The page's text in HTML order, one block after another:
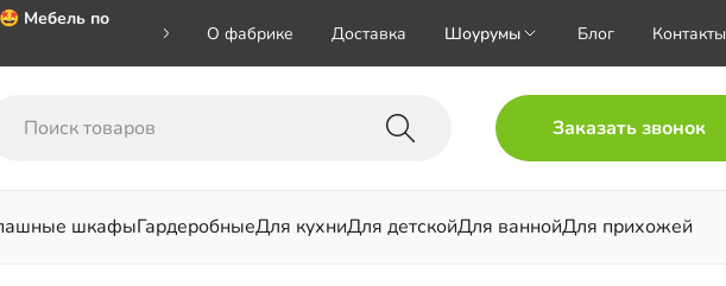
Мебель по
на номер
О фабрике Доставка Шоурумы Блог Контакты
Заказать звонок
шкафыГардеробныеДля кухниДля детскойДля ваннойДля прихожей